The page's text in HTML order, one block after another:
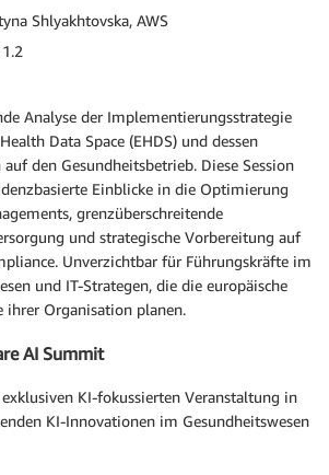
Shlyakhtovska, AWS
Analyse der Implementierungsstrategie
Data Space (EHDS) und dessen
den Gesundheitsbetrieb. Diese Session
Einblicke in die Optimierung
grenzüberschreitende
und strategische Vorbereitung auf
Unverzichtbar für Führungskräfte im
und IT-Strategen, die die europäische
ihrer Organisation planen.
AI Summit
KI-fokussierten Veranstaltung in
KI-Innovationen im Gesundheitswesen